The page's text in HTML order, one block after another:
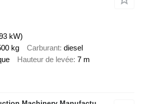
kW)
kg Carburant diesel
Hauteur de levée 7 m